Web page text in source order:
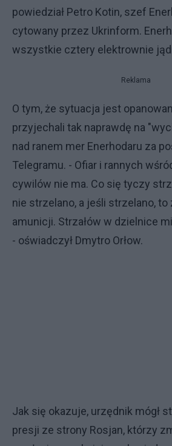
powiedział Petro Kotin, szef
cytowany przez Ukrinform.
wszystkie cztery elektrownie
Reklama
O tym, że sytuacja jest
przyjechali tak naprawdę na
nad ranem mer Enerhodaru za
Telegramu. - Ofiar i rannych
cywilów nie ma. Co się tyczy
nie strzelano, a jeśli strzelano, to
amunicji. Strzałów w dzielnice
- oświadczył Dmytro Orłow.
Jak się okazuje, urzędnik mógł
presji ze strony Rosjan, którzy